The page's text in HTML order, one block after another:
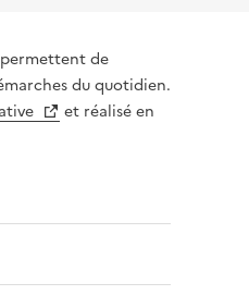
permettent de
du quotidien.
et réalisé en